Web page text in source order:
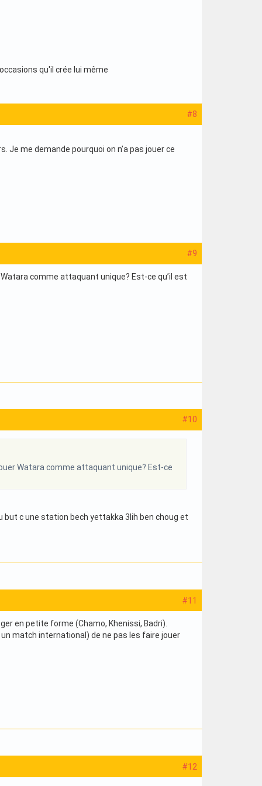
qu'il crée lui même
#8
Je me demande pourquoi on n’a pas jouer ce
#9
comme attaquant unique? Est-ce qu’il est
#10
Watara comme attaquant unique? Est-ce
c une station bech yettakka 3lih ben choug et
#11
en petite forme (Chamo, Khenissi, Badri).
match international) de ne pas les faire jouer
#12